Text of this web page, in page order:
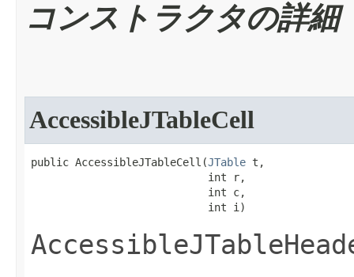
コンストラクタの詳細
AccessibleJTableCell
public AccessibleJTableCell​(JTable t,
                            int r,
                            int c,
                            int i)